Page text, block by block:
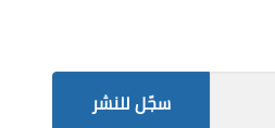
سجّل للنشر